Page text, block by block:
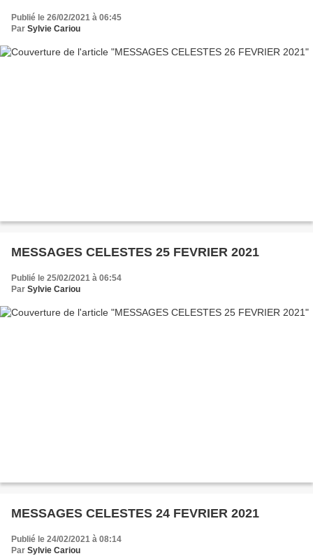
Publié le 26/02/2021 à 06:45
Par Sylvie Cariou
MESSAGES CELESTES 25 FEVRIER 2021
Publié le 25/02/2021 à 06:54
Par Sylvie Cariou
MESSAGES CELESTES 24 FEVRIER 2021
Publié le 24/02/2021 à 08:14
Par Sylvie Cariou